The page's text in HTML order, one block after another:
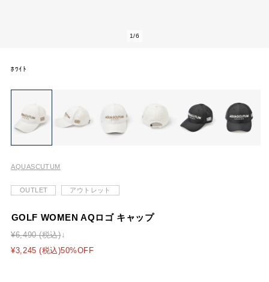
1/6
ﾎﾜｲﾄ
AQUASCUTUM
OUTLET アウトレット
GOLF WOMEN AQロゴ キャップ
¥6,490 (税込)
¥3,245 (税込)50%OFF